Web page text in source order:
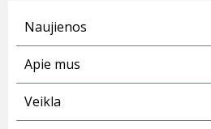
Naujienos
Apie mus
Veikla